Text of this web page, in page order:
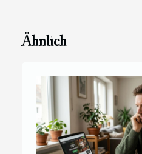
Ähnlich